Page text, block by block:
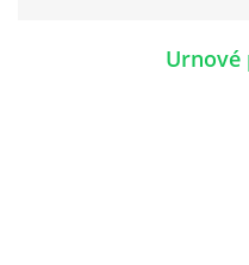
Urnové